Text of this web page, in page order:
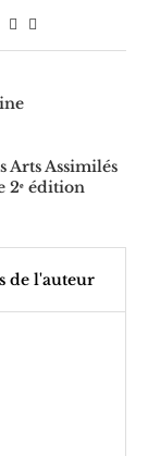
Arts Assimilés
2ᵉ édition
de l'auteur